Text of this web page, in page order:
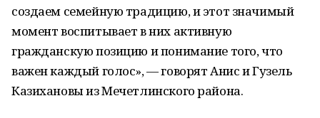
создаем семейную традицию, и этот значимый
момент воспитывает в них активную
гражданскую позицию и понимание того, что
важен каждый голос», — говорят Анис и Гузель
Казихановы из Мечетлинского района.